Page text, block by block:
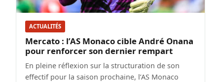
ACTUALITÉS
Mercato : l’AS Monaco cible André Onana
pour renforcer son dernier rempart
En pleine réflexion sur la structuration de son
effectif pour la saison prochaine, l’AS Monaco